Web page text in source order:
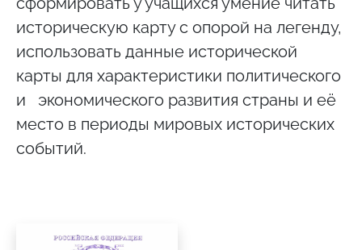
историческую карту с опорой на легенду,
использовать данные исторической
карты для характеристики политического
и экономического развития страны и её
место в периоды мировых исторических
событий.